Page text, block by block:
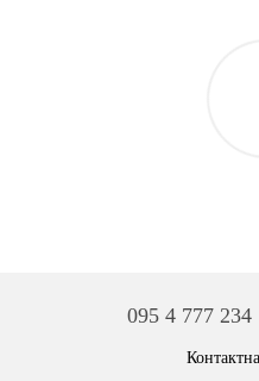
095 4 777 234